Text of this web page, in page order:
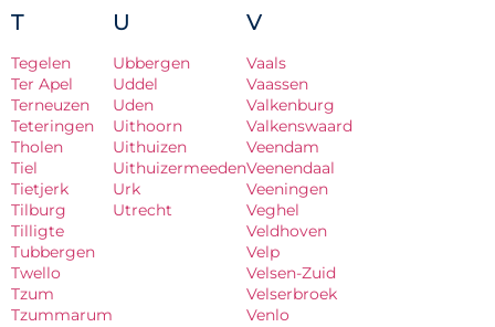
T
Tegelen
Ter Apel
Terneuzen
Teteringen
Tholen
Tiel
Tietjerk
Tilburg
Tilligte
Tubbergen
Twello
Tzum
Tzummarum
U
Ubbergen
Uddel
Uden
Uithoorn
Uithuizen
Uithuizermeeden
Urk
Utrecht
V
Vaals
Vaassen
Valkenburg
Valkenswaard
Veendam
Veenendaal
Veeningen
Veghel
Veldhoven
Velp
Velsen-Zuid
Velserbroek
Venlo